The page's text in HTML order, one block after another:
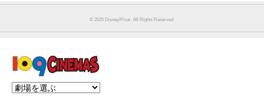
© 2025 Disney/Pixar. All Rights Reserved.